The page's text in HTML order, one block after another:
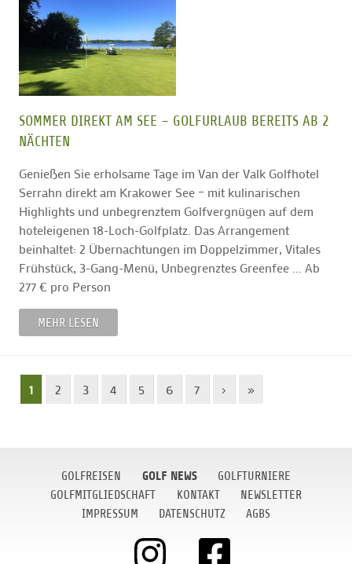
SOMMER DIREKT AM SEE – GOLFURLAUB BEREITS AB 2
NÄCHTEN
Genießen Sie erholsame Tage im Van der Valk Golfhotel
Serrahn direkt am Krakower See – mit kulinarischen
Highlights und unbegrenztem Golfvergnügen auf dem
hoteleigenen 18-Loch-Golfplatz. Das Arrangement
beinhaltet: 2 Übernachtungen im Doppelzimmer, Vitales
Frühstück, 3-Gang-Menü, Unbegrenztes Greenfee ... Ab
277 € pro Person
MEHR LESEN
1 2 3 4 5 6 7 › »
GOLFREISEN GOLF NEWS
GOLFTURNIERE
GOLFMITGLIEDSCHAFT
KONTAKT
NEWSLETTER
IMPRESSUM
DATENSCHUTZ AGBS